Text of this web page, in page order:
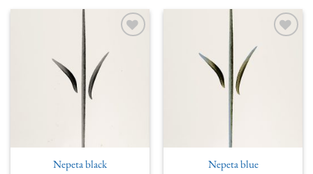
Nepeta black
Nepeta blue